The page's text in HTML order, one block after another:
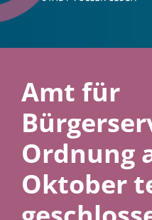
Amt für
Ordnung
Oktober